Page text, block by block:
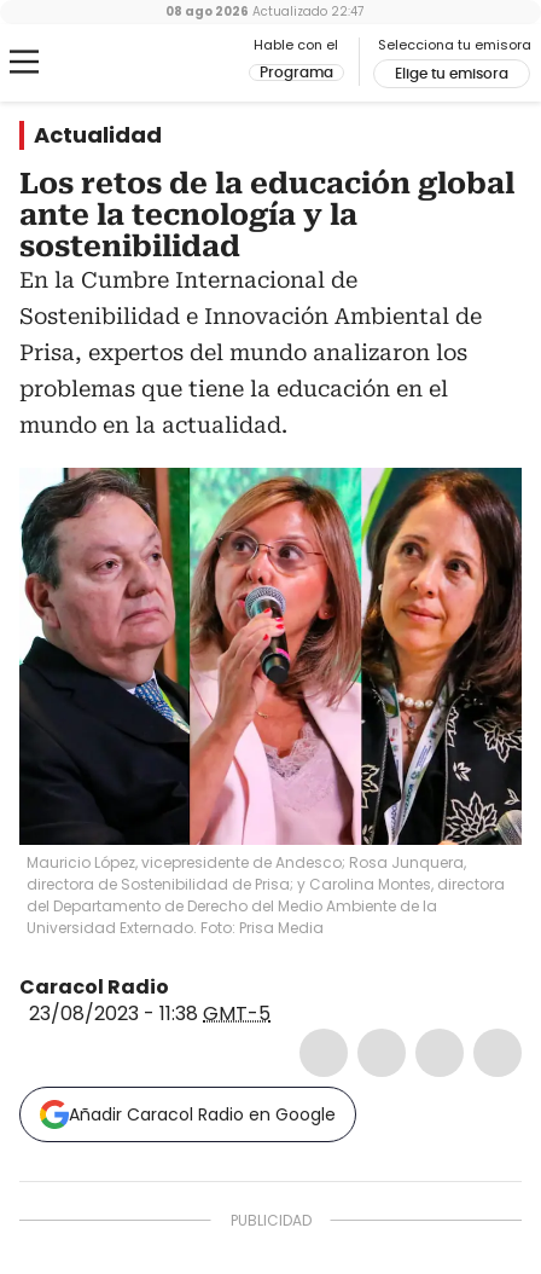
Hable con el
Programa
Selecciona tu emisora
Elige tu emisora
08 ago 2026 Actualizado 22:47
Actualidad
Los retos de la educación global
ante la tecnología y la
sostenibilidad
En la Cumbre Internacional de
Sostenibilidad e Innovación Ambiental de
Prisa, expertos del mundo analizaron los
problemas que tiene la educación en el
mundo en la actualidad.
Mauricio López, vicepresidente de Andesco; Rosa Junquera,
directora de Sostenibilidad de Prisa; y Carolina Montes, directora
del Departamento de Derecho del Medio Ambiente de la
Universidad Externado. Foto: Prisa Media
Caracol Radio
23/08/2023 - 11:38 GMT-5
Añadir Caracol Radio en Google